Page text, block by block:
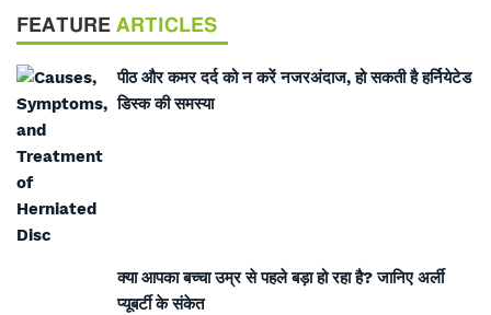
FEATURE ARTICLES
पीठ और कमर दर्द को न करें नजरअंदाज, हो सकती है हर्नियेटेड
डिस्क की समस्या
क्या आपका बच्चा उम्र से पहले बड़ा हो रहा है? जानिए अर्ली
प्यूबर्टी के संकेत